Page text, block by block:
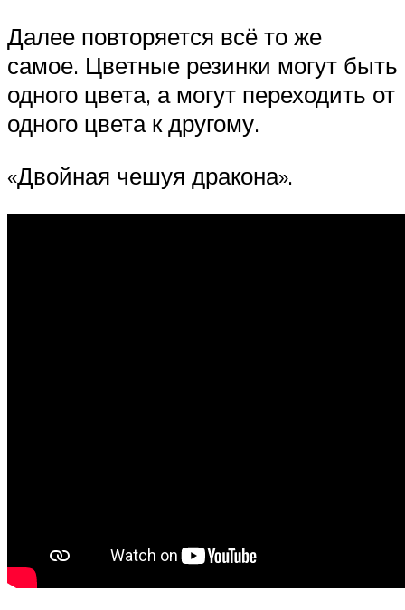
Далее повторяется всё то же
самое. Цветные резинки могут быть
одного цвета, а могут переходить от
одного цвета к другому.
«Двойная чешуя дракона».